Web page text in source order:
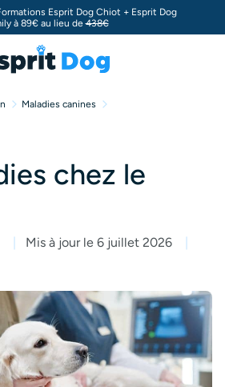
Esprit Dog Chiot + Esprit Dog
à 89€ au lieu de438€
Maladies canines
chez le
Mis à jour le 6 juillet 2026